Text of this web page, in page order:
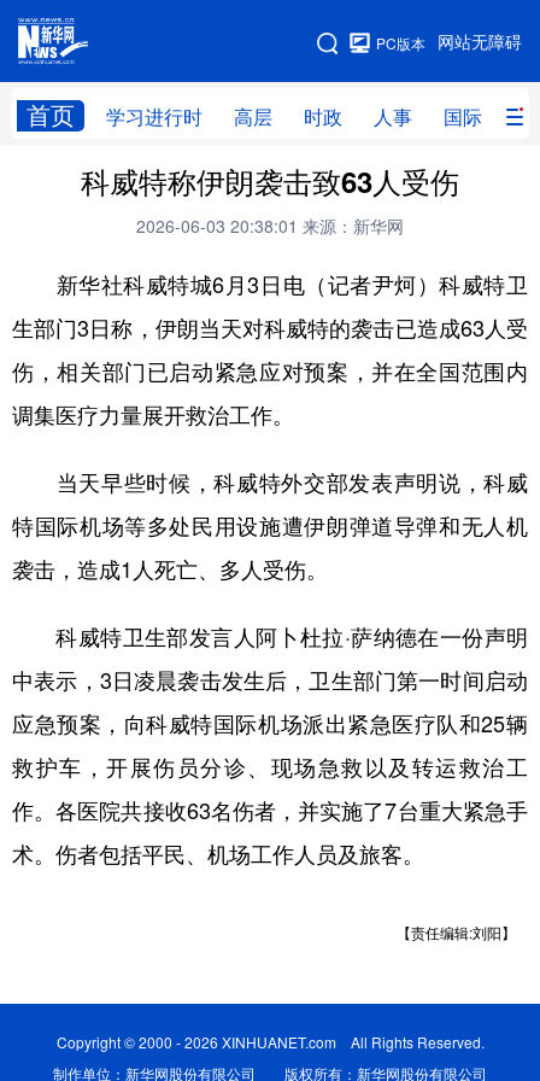
网站无障碍
PC版本
首页 学习进行时 高层 时政 人事 国际 财
网站地图
学习进行时 高层 时政 人事
财经 网评
台湾 思客智库 全球连线 教育
科技 科创 量子 体育
文化 书画 健康 军事
法律 中央文件 金融 汽车
食品 人居 信息化 数字经济
学术中国 乡村振兴
城市 旅游 能源 会展
彩票 娱乐 时尚 悦读
公益 一带一路 亚太网 上市公司
山西
浙江 安徽
科威特称伊朗袭击致63人受伤
2026-06-03 20:38:01 来源：新华网
新华社科威特城6月3日电（记者尹炣）科威特卫
生部门3日称，伊朗当天对科威特的袭击已造成63人受
伤，相关部门已启动紧急应对预案，并在全国范围内
调集医疗力量展开救治工作。
当天早些时候，科威特外交部发表声明说，科威
特国际机场等多处民用设施遭伊朗弹道导弹和无人机
袭击，造成1人死亡、多人受伤。
科威特卫生部发言人阿卜杜拉·萨纳德在一份声明
中表示，3日凌晨袭击发生后，卫生部门第一时间启动
应急预案，向科威特国际机场派出紧急医疗队和25辆
救护车，开展伤员分诊、现场急救以及转运救治工
作。各医院共接收63名伤者，并实施了7台重大紧急手
术。伤者包括平民、机场工作人员及旅客。
【责任编辑:刘阳】
Copyright © 2000 - 2026 XINHUANET.com All Rights Reserved.
制作单位：新华网股份有限公司 版权所有：新华网股份有限公司